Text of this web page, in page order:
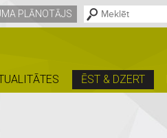
PLĀNOTĀJS
ĒST & DZERT